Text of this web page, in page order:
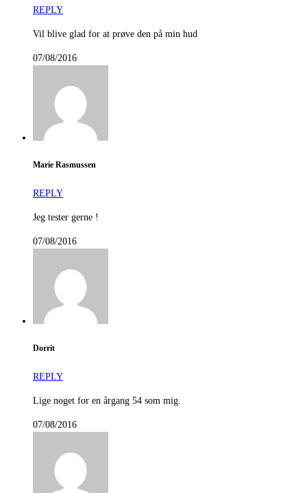
REPLY
Vil blive glad for at prøve den på min hud
07/08/2016
Marie Rasmussen
REPLY
Jeg tester gerne !
07/08/2016
Dorrit
REPLY
Lige noget for en årgang 54 som mig.
07/08/2016